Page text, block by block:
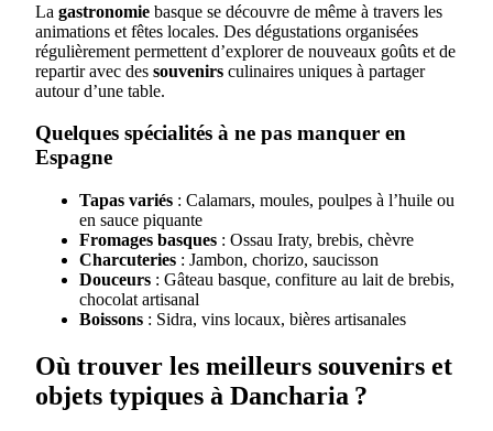
La gastronomie basque se découvre de même à travers les
animations et fêtes locales. Des dégustations organisées
régulièrement permettent d’explorer de nouveaux goûts et de
repartir avec des souvenirs culinaires uniques à partager
autour d’une table.
Quelques spécialités à ne pas manquer en
Espagne
Tapas variés : Calamars, moules, poulpes à l’huile ou
en sauce piquante
Fromages basques : Ossau Iraty, brebis, chèvre
Charcuteries : Jambon, chorizo, saucisson
Douceurs : Gâteau basque, confiture au lait de brebis,
chocolat artisanal
Boissons : Sidra, vins locaux, bières artisanales
Où trouver les meilleurs souvenirs et
objets typiques à Dancharia ?